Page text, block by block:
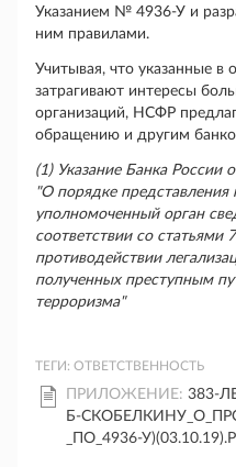
Указанием № 4936-У и
ним правилами.
Учитывая, что указанные в
затрагивают интересы
организаций, НСФР
обращению и другим
(1) Указание Банка России
"О порядке
уполномоченный орган
соответствии со статьями
противодействии
полученных преступным
терроризма"
ТЕГИ: ОТВЕТСТВЕННОСТЬ
ПРИЛОЖЕНИЕ: 383-
Б-
_ПО_4936-